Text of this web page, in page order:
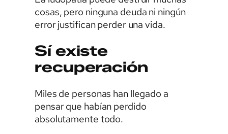
cosas, pero ninguna deuda ni ningún
error justifican perder una vida.
Sí existe
recuperación
Miles de personas han llegado a
pensar que habían perdido
absolutamente todo.